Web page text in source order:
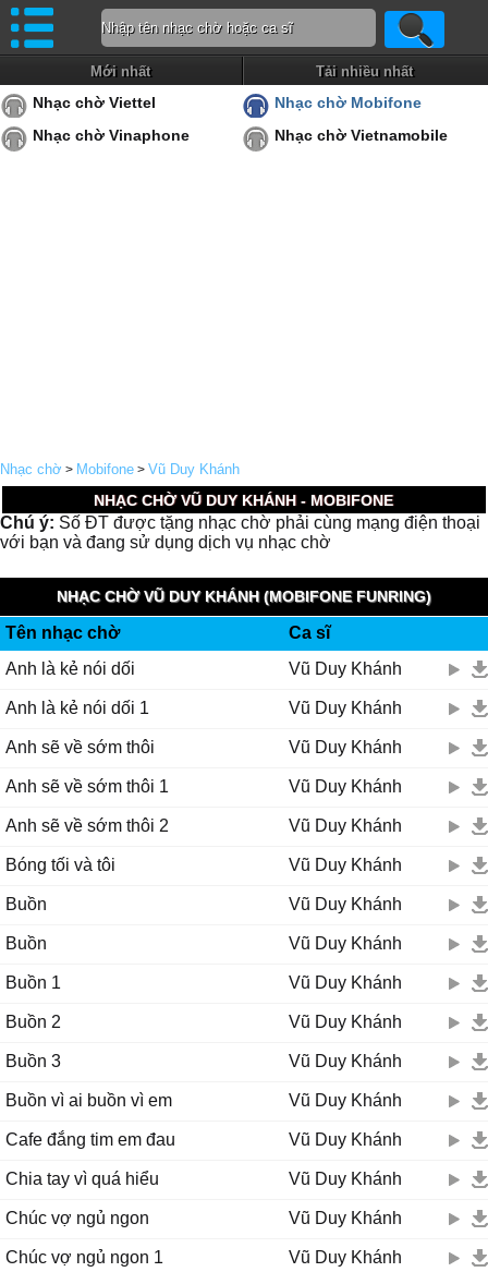
Mới nhất Tải nhiều nhất
Nhạc chờ Viettel
Nhạc chờ Mobifone
Nhạc chờ Vinaphone
Nhạc chờ Vietnamobile
Nhạc chờ > Mobifone > Vũ Duy Khánh
NHẠC CHỜ VŨ DUY KHÁNH - MOBIFONE
Chú ý: Số ĐT được tặng nhạc chờ phải cùng mạng điện thoại
với bạn và đang sử dụng dịch vụ nhạc chờ
NHẠC CHỜ VŨ DUY KHÁNH (MOBIFONE FUNRING)
Tên nhạc chờ
Ca sĩ
Anh là kẻ nói dối
Vũ Duy Khánh
Anh là kẻ nói dối 1 Vũ Duy Khánh
Anh sẽ về sớm thôi Vũ Duy Khánh
Anh sẽ về sớm thôi 1 Vũ Duy Khánh
Anh sẽ về sớm thôi 2 Vũ Duy Khánh
Bóng tối và tôi Vũ Duy Khánh
Buồn Vũ Duy Khánh
Buồn Vũ Duy Khánh
Buồn 1 Vũ Duy Khánh
Buồn 2 Vũ Duy Khánh
Buồn 3 Vũ Duy Khánh
Buồn vì ai buồn vì em Vũ Duy Khánh
Cafe đắng tim em đau Vũ Duy Khánh
Chia tay vì quá hiểu Vũ Duy Khánh
Chúc vợ ngủ ngon Vũ Duy Khánh
Chúc vợ ngủ ngon 1 Vũ Duy Khánh